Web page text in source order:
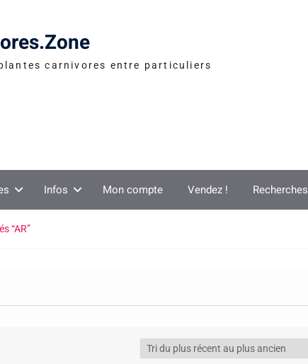
carnivores entre particuliers
Infos Mon compte Vendez ! Recherches
“AR”